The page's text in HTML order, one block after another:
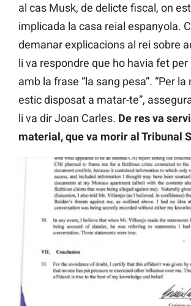
al cas Musk, de delicte fiscal, on
implicada la casa reial espanyola.
demanar explicacions al rei sobre
li va respondre que ho havia fet per
amb la frase “la sang pesa”. “Per
estic disposat a matar-te”,
li va dir Joan Carles. De res va
material, que va morir al Tribunal